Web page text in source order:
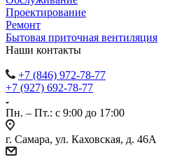
Проектирование
Ремонт
Бытовая приточная вентиляция
Наши контакты
+7 (846) 972-78-77
+7 (927) 692-78-77
Пн. – Пт.: с 9:00 до 17:00
г. Самара, ул. Каховская, д. 46А